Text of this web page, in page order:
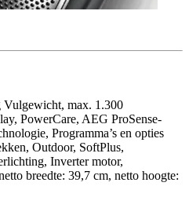
Vulgewicht, max. 1.300
PowerCare, AEG ProSense-
Programma’s en opties
Outdoor, SoftPlus,
Inverter motor,
breedte: 39,7 cm, netto hoogte: